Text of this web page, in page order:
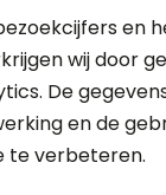
en
wij door
De
en de
te verbeteren.